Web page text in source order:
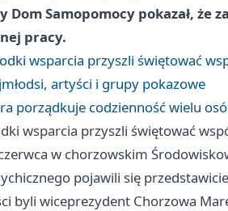
Dom Samopomocy pokazał, że
pracy.
wsparcia przyszli świętować
artyści i grupy pokazowe
porządkuje codzienność wielu
wsparcia przyszli świętować
w chorzowskim
pojawili się
byli wiceprezydent Chorzowa